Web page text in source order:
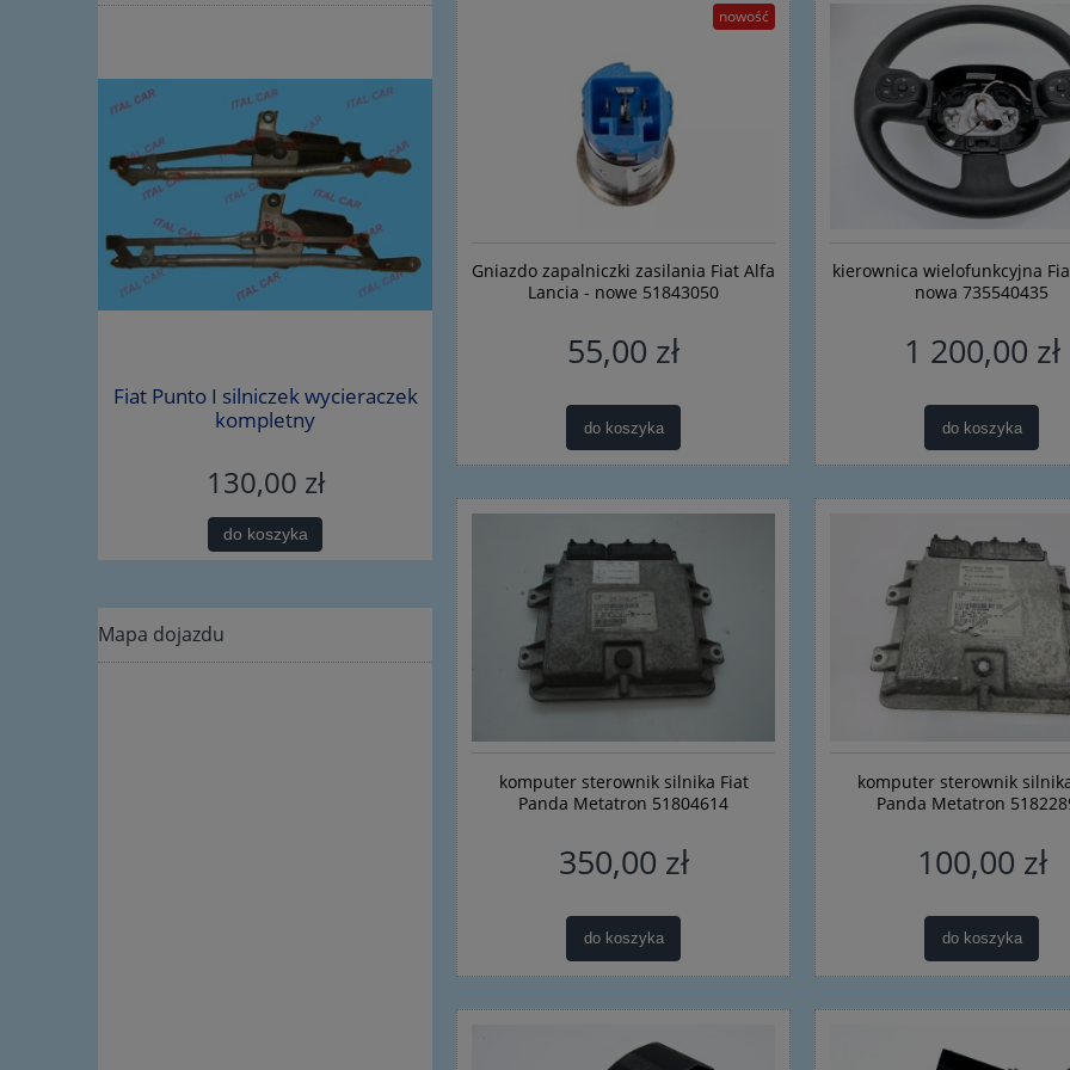
Fiat Punto I silniczek wycieraczek
kompletny
130,00 zł
do koszyka
śruba wahacza górnego Alfa Romeo
147 156
Rączka, uchwyt, wspornik,
do linki maski Fiat Bravo II -
oryginalny 46784592
do koszyka
Mapa dojazdu
Gniazdo zapalniczki zasilania Fiat Alfa
Lancia - nowe 51843050
55,00 zł
do koszyka
nowość
kierownica wielofunkcyjna
nowa 735540435
1 200,00 zł
do koszyka
komputer sterownik silnika Fiat
Panda Metatron 51804614
350,00 zł
do koszyka
komputer sterownik
Panda Metatron
100,00 zł
do koszyka